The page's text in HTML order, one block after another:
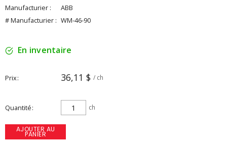
Manufacturier :
ABB
# Manufacturier : WM-46-90
En inventaire
Prix 36,11 $ / ch
Quantité ch
AJOUTER AU
PANIER